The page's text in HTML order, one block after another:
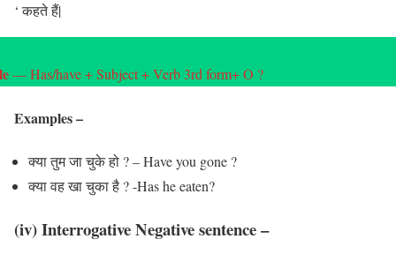
‘ कहते हैं|
— Has/have + Subject + Verb 3rd form+ O ?
Examples–
क्या तुम जा चुके हो ? – Have you gone ?
क्या वह खा चुका है ? -Has he eaten?
(iv) Interrogative Negative sentence–